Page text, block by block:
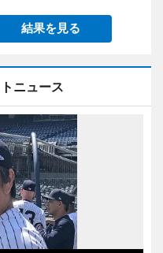
結果を見る
ニュース